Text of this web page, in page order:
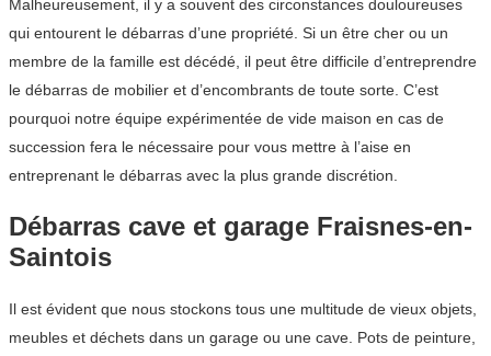
Malheureusement, il y a souvent des circonstances douloureuses
qui entourent le débarras d’une propriété. Si un être cher ou un
membre de la famille est décédé, il peut être difficile d’entreprendre
le débarras de mobilier et d’encombrants de toute sorte. C’est
pourquoi notre équipe expérimentée de vide maison en cas de
succession fera le nécessaire pour vous mettre à l’aise en
entreprenant le débarras avec la plus grande discrétion.
Débarras cave et garage Fraisnes-en-
Saintois
Il est évident que nous stockons tous une multitude de vieux objets,
meubles et déchets dans un garage ou une cave. Pots de peinture,